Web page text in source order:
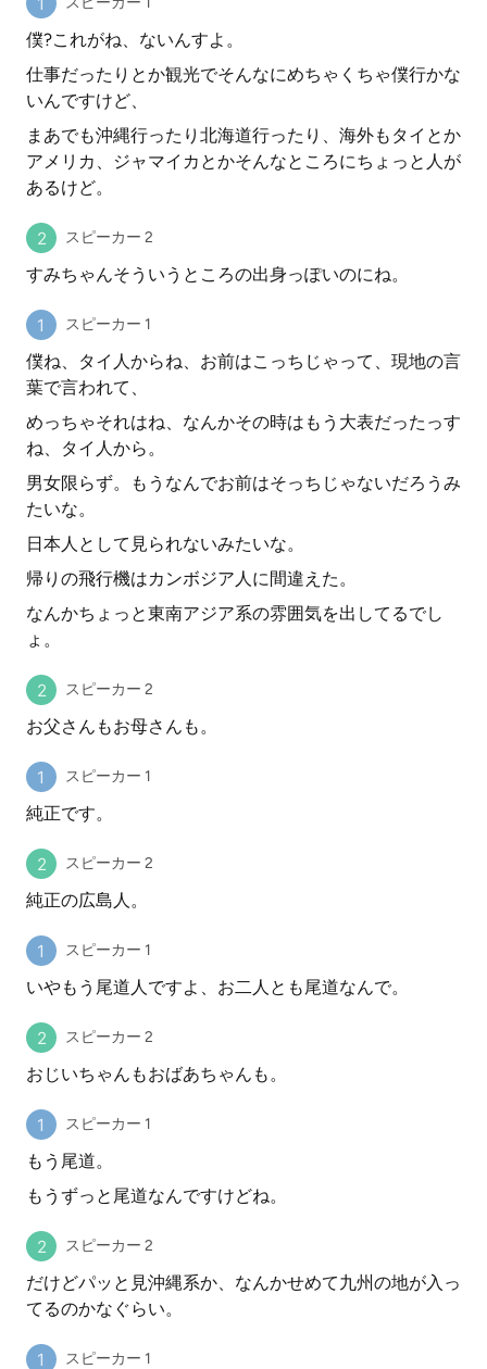
僕?これがね、ないんすよ。
仕事だったりとか観光でそんなにめちゃくちゃ僕行かな
いんですけど、
まあでも沖縄行ったり北海道行ったり、海外もタイとか
アメリカ、ジャマイカとかそんなところにちょっと人が
あるけど。
スピーカー 2
すみちゃんそういうところの出身っぽいのにね。
スピーカー 1
僕ね、タイ人からね、お前はこっちじゃって、現地の言
葉で言われて、
めっちゃそれはね、なんかその時はもう大表だったっす
ね、タイ人から。
男女限らず。もうなんでお前はそっちじゃないだろうみ
たいな。
日本人として見られないみたいな。
帰りの飛行機はカンボジア人に間違えた。
なんかちょっと東南アジア系の雰囲気を出してるでし
ょ。
スピーカー 2
お父さんもお母さんも。
スピーカー 1
純正です。
スピーカー 2
純正の広島人。
スピーカー 1
いやもう尾道人ですよ、お二人とも尾道なんで。
スピーカー 2
おじいちゃんもおばあちゃんも。
スピーカー 1
もう尾道。
もうずっと尾道なんですけどね。
スピーカー 2
だけどパッと見沖縄系か、なんかせめて九州の地が入っ
てるのかなぐらい。
スピーカー 1